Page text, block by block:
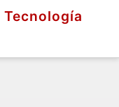
Tecnología